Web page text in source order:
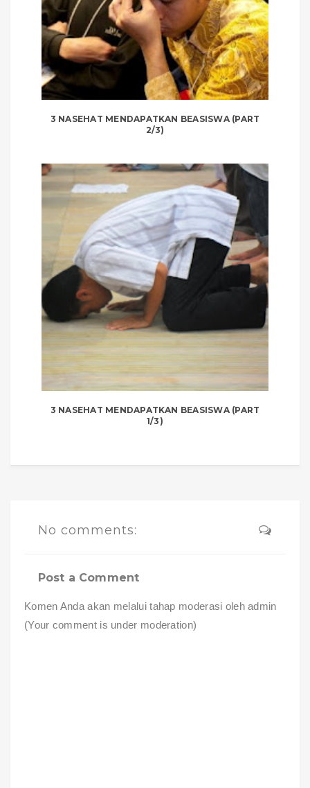
3 NASEHAT MENDAPATKAN BEASISWA (PART
2/3)
3 NASEHAT MENDAPATKAN BEASISWA (PART
1/3)
No comments:
Post a Comment
Komen Anda akan melalui tahap moderasi oleh admin
(Your comment is under moderation)